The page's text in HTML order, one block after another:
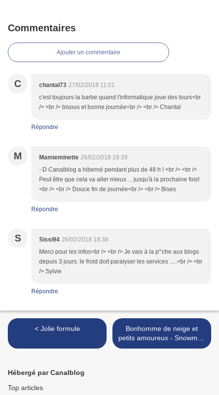
Commentaires
Ajouter un commentaire
C chantal73 27/02/2018 11:01
c'est toujours la barbe quand l'informatique joue des tours<br
/> <br /> bisous et bonne journée<br /> <br /> Chantal
Répondre
M Mamieminette 26/02/2018 19:39
:-D Canalblog a hiberné pendant plus de 48 h ! <br /> <br />
Peut être que cela va aller mieux.... jusqu'à la prochaine fois!
<br /> <br /> Douce fin de journée<br /> <br /> Bises
Répondre
S Sissi94 26/02/2018 18:38
Merci pour les infos<br /> <br /> Je vais à la p^che aux blogs
depuis 3 jours. le froid doit paralyser les services .....<br /> <br
/> Sylvie
Répondre
< Jolie formule
Bonhomme de neige et
petits amoureux - Snowman
and little lovers >
Hébergé par Canalblog
Top articles